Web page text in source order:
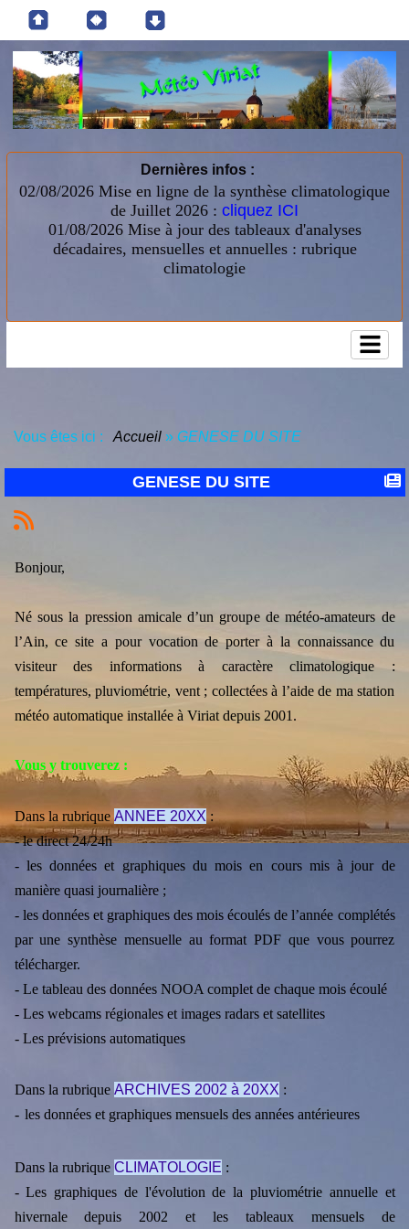
Dernières infos :
02/08/2026 Mise en ligne de la synthèse climatologique
de Juillet 2026 : cliquez ICI
01/08/2026 Mise à jour des tableaux d'analyses
décadaires, mensuelles et annuelles : rubrique
climatologie
Vous êtes ici : Accueil » GENESE DU SITE
GENESE DU SITE
Bonjour,
Né sous la pression amicale d’un groupe de météo-amateurs de
l’Ain, ce site a pour vocation de porter à la connaissance du
visiteur des informations à caractère climatologique :
températures, pluviométrie, vent ; collectées à l’aide de ma station
météo automatique installée à Viriat depuis 2001.
Vous y trouverez :
Dans la rubrique ANNEE 20XX :
- le direct 24/24h
- les données et graphiques du mois en cours mis à jour de
manière quasi journalière ;
- les données et graphiques des mois écoulés de l’année complétés
par une synthèse mensuelle au format PDF que vous pourrez
télécharger.
- Le tableau des données NOOA complet de chaque mois écoulé
- Les webcams régionales et images radars et satellites
- Les prévisions automatiques
Dans la rubrique ARCHIVES 2002 à 20XX :
- les données et graphiques mensuels des années antérieures
Dans la rubrique CLIMATOLOGIE :
-Les graphiques de l'évolution de la pluviométrie annuelle et
hivernale depuis 2002 et les tableaux mensuels de